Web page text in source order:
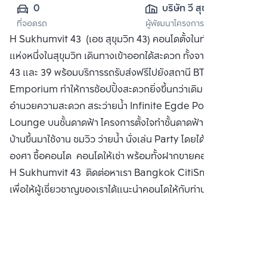
0
ที่จอดรถ
บริษัท วี สุขุมวิท 43
ดีเวลลอปเมนท์
จำกัด
ผู้พัฒนาโครงการ
H Sukhumvit 43 (เอช สุขุมวิท 43) คอนโดตั้งในทำเลที่ดีที่สุด
แห่งหนึ่งในสุขุมวิท เดินทางเข้าออกได้สะดวก ทั้งจากซอยสุขุมวิท
43 และ 39 พร้อมบริการรถรับส่งฟรีไปยังสถานี BTS และ
Emporium ทำให้การช้อปปิ้งสะดวกยิ่งขึ้นกว่าเดิม พร้อมสิ่ง
อำนวยความสะดวก สระว่ายน้ำ Infinite Egde Pool + Sky
Lounge บนชั้นดาดฟ้า โครงการตั้งใจทำชั้นดาดฟ้าเป็นชั้นที่ลูก
บ้านขึ้นมาใช้งาน ชมวิว ว่ายน้ำ นั่งเล่น Party โดยได้วิว 360
องศา ซื้อคอนโด คอนโดให้เช่า พร้อมทั้งฝากขายคอนโดมิเนียม
H Sukhumvit 43 ติดต่อหาเรา Bangkok CitiSmart ได้ทันที
เพื่อให้ผู้เชี่ยวชาญของเราได้แนะนำคอนโดให้กับท่าน